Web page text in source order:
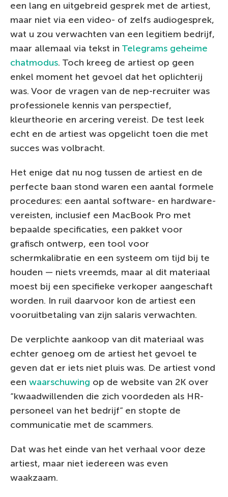
een lang en uitgebreid gesprek met de artiest,
maar niet via een video- of zelfs audiogesprek,
wat u zou verwachten van een legitiem bedrijf,
maar allemaal via tekst in Telegrams geheime
chatmodus. Toch kreeg de artiest op geen
enkel moment het gevoel dat het oplichterij
was. Voor de vragen van de nep-recruiter was
professionele kennis van perspectief,
kleurtheorie en arcering vereist. De test leek
echt en de artiest was opgelicht toen die met
succes was volbracht.
Het enige dat nu nog tussen de artiest en de
perfecte baan stond waren een aantal formele
procedures: een aantal software- en hardware-
vereisten, inclusief een MacBook Pro met
bepaalde specificaties, een pakket voor
grafisch ontwerp, een tool voor
schermkalibratie en een systeem om tijd bij te
houden — niets vreemds, maar al dit materiaal
moest bij een specifieke verkoper aangeschaft
worden. In ruil daarvoor kon de artiest een
vooruitbetaling van zijn salaris verwachten.
De verplichte aankoop van dit materiaal was
echter genoeg om de artiest het gevoel te
geven dat er iets niet pluis was. De artiest vond
een waarschuwing op de website van 2K over
“kwaadwillenden die zich voordeden als HR-
personeel van het bedrijf” en stopte de
communicatie met de scammers.
Dat was het einde van het verhaal voor deze
artiest, maar niet iedereen was even
waakzaam.